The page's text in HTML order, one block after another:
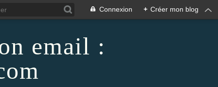
Connexion + Créer mon blog
email :